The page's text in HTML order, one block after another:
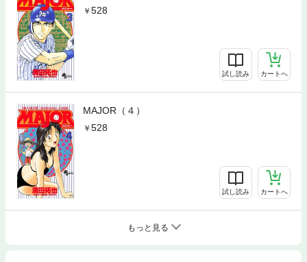
528
試し読み カートへ
MAJOR（４）
528
試し読み カートへ
もっと見る